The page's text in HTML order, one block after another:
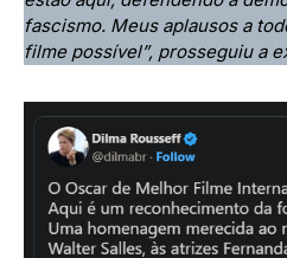
fascismo. Meus aplausos a
filme possível”, prosseguiu a